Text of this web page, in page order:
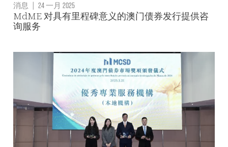
消息 | 24 一月 2025
MdME 对具有里程碑意义的澳门债券发行提供咨
询服务